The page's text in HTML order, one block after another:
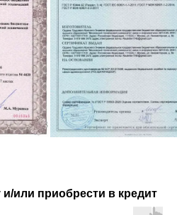
и/или приобрести в кредит